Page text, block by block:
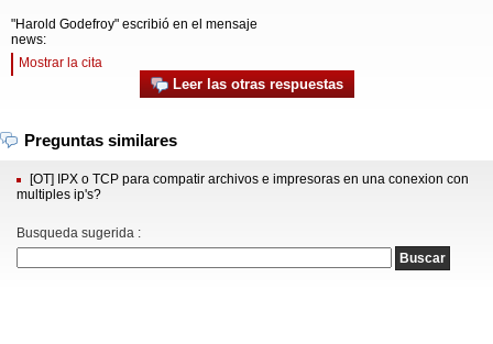
"Harold Godefroy" escribió en el mensaje
news:
Mostrar la cita
Leer las otras respuestas
Preguntas similares
[OT] IPX o TCP para compatir archivos e impresoras en una conexion con
multiples ip's?
Busqueda sugerida :